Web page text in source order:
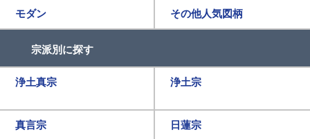
モダン その他人気図柄
宗派別に探す
浄土真宗 浄土宗
真言宗 日蓮宗